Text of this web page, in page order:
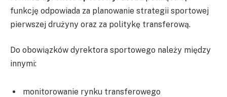
funkcję odpowiada za planowanie strategii sportowej
pierwszej drużyny oraz za politykę transferową.
Do obowiązków dyrektora sportowego należy między
innymi:
monitorowanie rynku transferowego